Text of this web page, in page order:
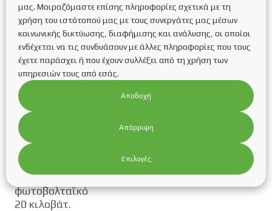
Χωρίς φωτοβολταϊκό ο ετήσιος λογαριασμός θα
ήταν 1.774,64 ευρώ και με φωτοβολταϊκό 383,21
ευρώ. Κι αυτό διότι ο περιορισμός της
κατανάλωσης ρεύματος από το δίκτυο, μειώνει
τόσο τις ανταγωνιστικές χρεώσεις (προμήθεια,
ρήτρα αναπροσαρμογής και πάγιο)
στα τιμολόγια ηλεκτρικής ενέργειας όσο και τις
ρυθμιζόμενες (χρεώσεις χρήσεις
δικτύων, ΥΚΩ, ETMEΑΡ κ.ά.).
Αντιστοίχως, σε ένα επαγγελματικό τιμολόγιο
(κατηγορία Γ22) με κατανάλωση 60.000
κιλοβατώρες ετησίως, το όφελος μπορεί να
φτάσει τα 9.361 ευρώ ετησίως, με
φωτοβολταϊκό
20 κιλοβάτ.
μας. Μοιραζόμαστε επίσης πληροφορίες σχετικά με τη
χρήση του ιστότοπού μας με τους συνεργάτες μας μέσων
κοινωνικής δικτύωσης, διαφήμισης και ανάλυσης, οι οποίοι
ενδέχεται να τις συνδυάσουν με άλλες πληροφορίες που τους
έχετε παράσχει ή που έχουν συλλέξει από τη χρήση των
υπηρεσιών τους από εσάς.
Αποδοχή
Απόρριψη
Επιλογές